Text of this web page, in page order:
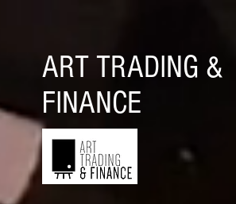
ART TRADING &
FINANCE